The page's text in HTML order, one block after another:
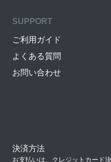
SUPPORT
ご利用ガイド
よくある質問
お問い合わせ
決済方法
お支払いは、クレジットカード